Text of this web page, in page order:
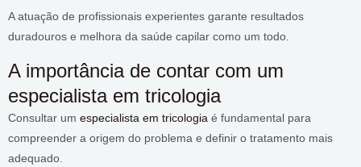
A atuação de profissionais experientes garante resultados
duradouros e melhora da saúde capilar como um todo.
A importância de contar com um
especialista em tricologia
Consultar um especialista em tricologia é fundamental para
compreender a origem do problema e definir o tratamento mais
adequado.